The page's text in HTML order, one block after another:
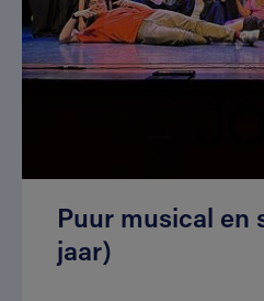
Puur musical en
jaar)